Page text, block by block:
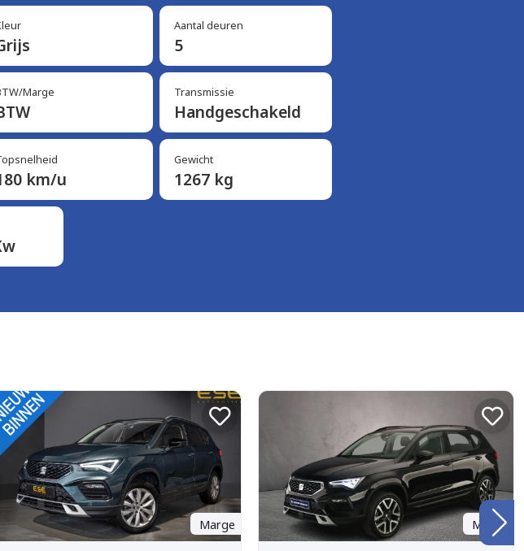
Aantal deuren
5
Marge Transmissie
Handgeschakeld
km/u
Gewicht
1267 kg
Marge Marge